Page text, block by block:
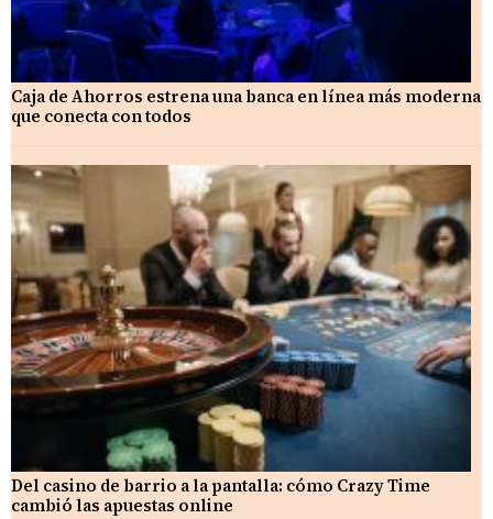
Caja de Ahorros estrena una banca en línea más moderna
que conecta con todos
Del casino de barrio a la pantalla: cómo Crazy Time
cambió las apuestas online